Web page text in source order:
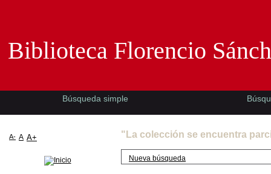
"La colección se encuentra
Nueva búsqueda
Biblioteca Florencio
Búsqueda simple
A- A A+